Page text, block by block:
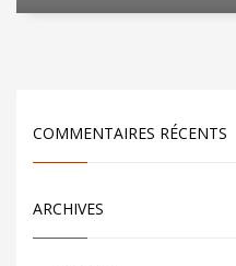
COMMENTAIRES RÉCENTS
ARCHIVES